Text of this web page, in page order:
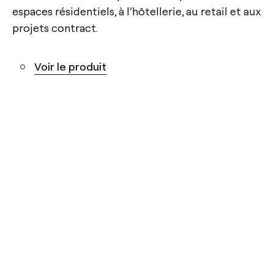
espaces résidentiels, à l’hôtellerie, au retail et aux
projets contract.
Voir le produit